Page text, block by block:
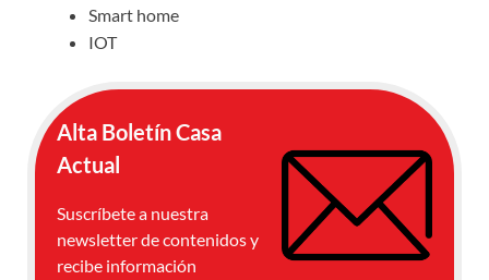
Smart home
IOT
Alta Boletín Casa
Actual
Suscríbete a nuestra
newsletter de contenidos y
recibe información